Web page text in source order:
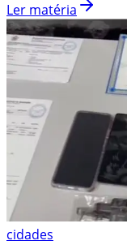
Ler matéria
cidades